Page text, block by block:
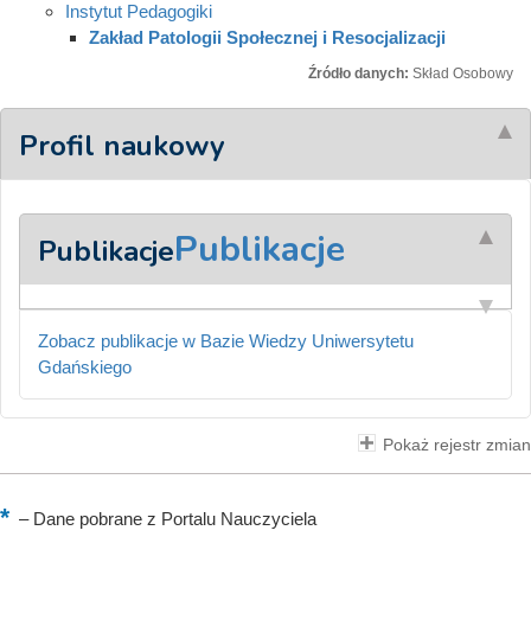
Instytut Pedagogiki
Zakład Patologii Społecznej i Resocjalizacji
Źródło danych: Skład Osobowy
Profil naukowy
PublikacjePublikacje
Zobacz publikacje w Bazie Wiedzy Uniwersytetu
Gdańskiego
Pokaż rejestr zmian
–Dane pobrane z Portalu Nauczyciela